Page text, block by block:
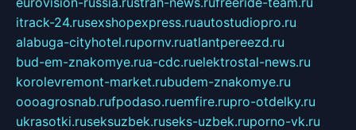
itrack-24.rusexshopexpress.ruautostudiopro.ru
alabuga-cityhotel.rupornv.ruatlantpereezd.ru
bud-em-znakomye.rua-cdc.ruelektrostal-news.ru
korolevremont-market.rubudem-znakomye.ru
oooagrosnab.rufpodaso.ruemfire.rupro-otdelky.ru
ukrasotki.ruseksuzbek.ruseks-uzbek.ruporno-vk.ru